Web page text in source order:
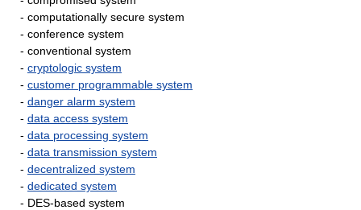
- computationally secure system
- conference system
- conventional system
- cryptologic system
- customer programmable system
- danger alarm system
- data access system
- data processing system
- data transmission system
- decentralized system
- dedicated system
- DES-based system